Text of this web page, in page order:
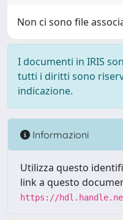
Non ci sono file
I documenti in IRIS
tutti i diritti sono
indicazione.
Informazioni
Utilizza questo
link a questo
https://